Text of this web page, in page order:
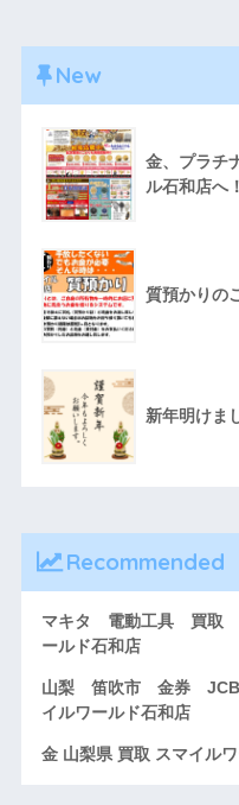
New
金、プラチ
ル石和店へ！
質預かりの
新年明けま
Recommended
マキタ 電動工具 買取
ールド石和店
山梨 笛吹市 金券
イルワールド石和店
金 山梨県 買取 スマイル